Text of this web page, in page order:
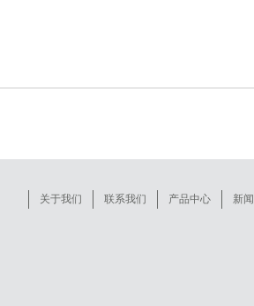
关于我们 联系我们 产品中心 新